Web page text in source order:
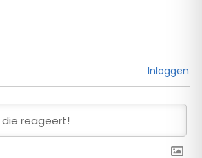
Inloggen